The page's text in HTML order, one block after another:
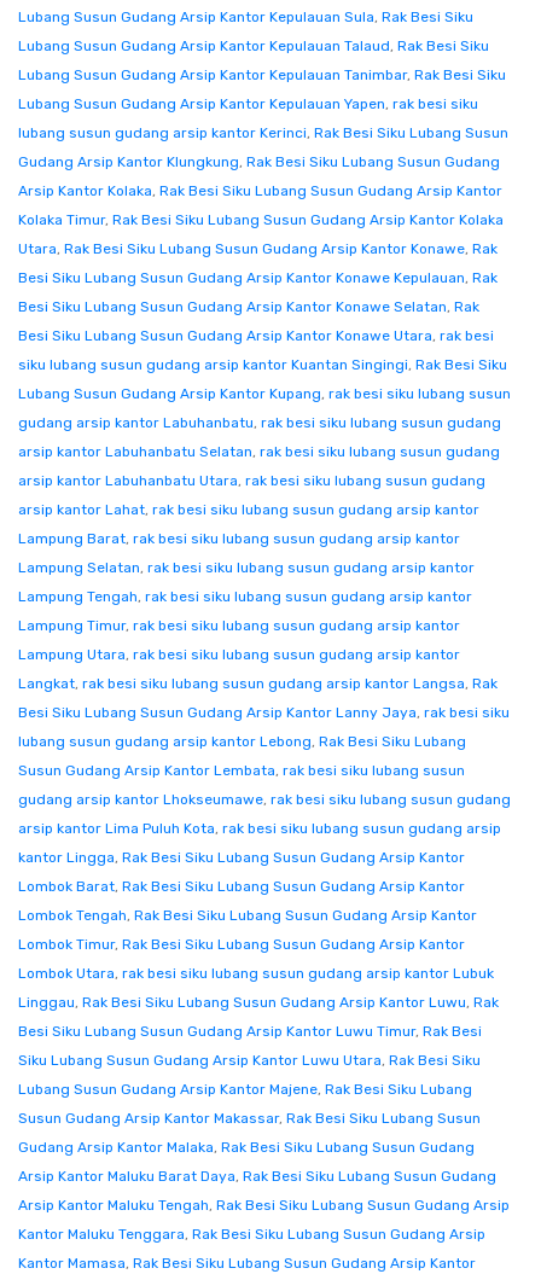
Lubang Susun Gudang Arsip Kantor Kepulauan Sula, Rak Besi Siku
Lubang Susun Gudang Arsip Kantor Kepulauan Talaud, Rak Besi Siku
Lubang Susun Gudang Arsip Kantor Kepulauan Tanimbar, Rak Besi Siku
Lubang Susun Gudang Arsip Kantor Kepulauan Yapen, rak besi siku
lubang susun gudang arsip kantor Kerinci, Rak Besi Siku Lubang Susun
Gudang Arsip Kantor Klungkung, Rak Besi Siku Lubang Susun Gudang
Arsip Kantor Kolaka, Rak Besi Siku Lubang Susun Gudang Arsip Kantor
Kolaka Timur, Rak Besi Siku Lubang Susun Gudang Arsip Kantor Kolaka
Utara, Rak Besi Siku Lubang Susun Gudang Arsip Kantor Konawe, Rak
Besi Siku Lubang Susun Gudang Arsip Kantor Konawe Kepulauan, Rak
Besi Siku Lubang Susun Gudang Arsip Kantor Konawe Selatan, Rak
Besi Siku Lubang Susun Gudang Arsip Kantor Konawe Utara, rak besi
siku lubang susun gudang arsip kantor Kuantan Singingi, Rak Besi Siku
Lubang Susun Gudang Arsip Kantor Kupang, rak besi siku lubang susun
gudang arsip kantor Labuhanbatu, rak besi siku lubang susun gudang
arsip kantor Labuhanbatu Selatan, rak besi siku lubang susun gudang
arsip kantor Labuhanbatu Utara, rak besi siku lubang susun gudang
arsip kantor Lahat, rak besi siku lubang susun gudang arsip kantor
Lampung Barat, rak besi siku lubang susun gudang arsip kantor
Lampung Selatan, rak besi siku lubang susun gudang arsip kantor
Lampung Tengah, rak besi siku lubang susun gudang arsip kantor
Lampung Timur, rak besi siku lubang susun gudang arsip kantor
Lampung Utara, rak besi siku lubang susun gudang arsip kantor
Langkat, rak besi siku lubang susun gudang arsip kantor Langsa, Rak
Besi Siku Lubang Susun Gudang Arsip Kantor Lanny Jaya, rak besi siku
lubang susun gudang arsip kantor Lebong, Rak Besi Siku Lubang
Susun Gudang Arsip Kantor Lembata, rak besi siku lubang susun
gudang arsip kantor Lhokseumawe, rak besi siku lubang susun gudang
arsip kantor Lima Puluh Kota, rak besi siku lubang susun gudang arsip
kantor Lingga, Rak Besi Siku Lubang Susun Gudang Arsip Kantor
Lombok Barat, Rak Besi Siku Lubang Susun Gudang Arsip Kantor
Lombok Tengah, Rak Besi Siku Lubang Susun Gudang Arsip Kantor
Lombok Timur, Rak Besi Siku Lubang Susun Gudang Arsip Kantor
Lombok Utara, rak besi siku lubang susun gudang arsip kantor Lubuk
Linggau, Rak Besi Siku Lubang Susun Gudang Arsip Kantor Luwu, Rak
Besi Siku Lubang Susun Gudang Arsip Kantor Luwu Timur, Rak Besi
Siku Lubang Susun Gudang Arsip Kantor Luwu Utara, Rak Besi Siku
Lubang Susun Gudang Arsip Kantor Majene, Rak Besi Siku Lubang
Susun Gudang Arsip Kantor Makassar, Rak Besi Siku Lubang Susun
Gudang Arsip Kantor Malaka, Rak Besi Siku Lubang Susun Gudang
Arsip Kantor Maluku Barat Daya, Rak Besi Siku Lubang Susun Gudang
Arsip Kantor Maluku Tengah, Rak Besi Siku Lubang Susun Gudang Arsip
Kantor Maluku Tenggara, Rak Besi Siku Lubang Susun Gudang Arsip
Kantor Mamasa, Rak Besi Siku Lubang Susun Gudang Arsip Kantor